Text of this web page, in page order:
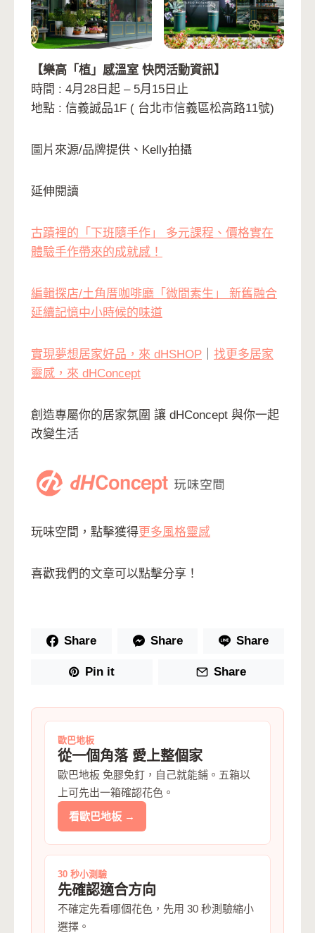
【樂高「植」感溫室 快閃活動資訊】
時間 : 4月28日起 – 5月15日止
地點 : 信義誠品1F ( 台北市信義區松高路11號)
圖片來源/品牌提供、Kelly拍攝
延伸閱讀
古蹟裡的「下班隨手作」 多元課程、價格實在
體驗手作帶來的成就感！
編輯探店/土角厝咖啡廳「微間素生」 新舊融合
延續記憶中小時候的味道
實現夢想居家好品，來 dHSHOP
找更多居家
靈感，來 dHConcept
創造專屬你的居家氛圍 讓 dHConcept 與你一起
改變生活
玩味空間，點擊獲得更多風格靈感
喜歡我們的文章可以點擊分享！
Share Share Share
Pin it Share
歐巴地板
從一個角落 愛上整個家
歐巴地板 免膠免釘，自己就能鋪。五箱以
上可先出一箱確認花色。
看歐巴地板 →
30 秒小測驗
先確認適合方向
不確定先看哪個花色，先用 30 秒測驗縮小
選擇。